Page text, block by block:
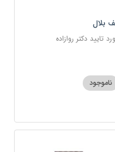
بلال
تایید دکتر روازاده
ناموجود